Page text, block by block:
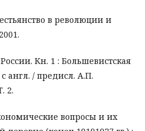
в революции и
Кн. 1 : Большевистская
англ. / предисл. А.П.
2.
вопросы и их